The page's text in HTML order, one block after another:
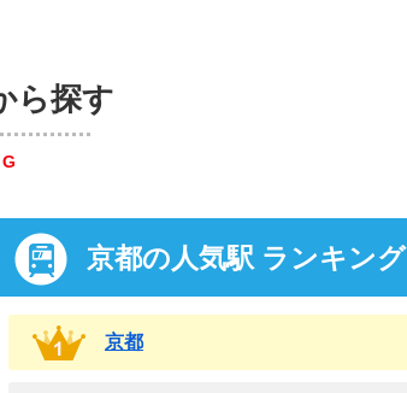
ら探す
京都の人気駅 ランキング
京都